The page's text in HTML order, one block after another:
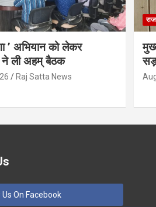
’ अभियान को लेकर
ने ली अहम् बैठक
Raj Satta News
Us On Facebook